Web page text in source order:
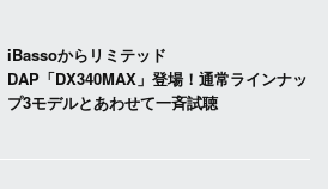
iBassoからリミテッド
DAP「DX340MAX」登場！通常ラインナッ
プ3モデルとあわせて一斉試聴